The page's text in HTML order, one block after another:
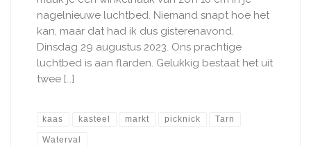
nagelnieuwe luchtbed. Niemand snapt hoe het
kan, maar dat had ik dus gisterenavond.
Dinsdag 29 augustus 2023. Ons prachtige
luchtbed is aan flarden. Gelukkig bestaat het uit
twee […]
kaas kasteel markt picknick Tarn
Waterval